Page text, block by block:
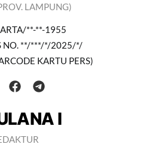
LAMPUNG)
**-**-1955
NO. **/***/*/2025/*/
KARTU PERS)
I